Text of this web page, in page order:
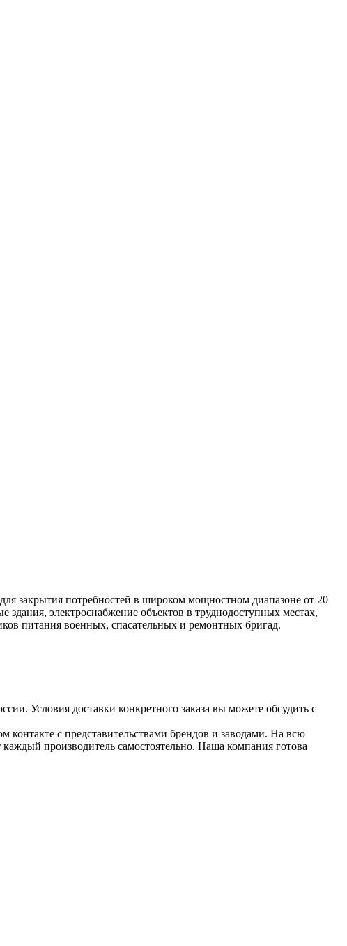
закрытия потребностей в широком мощностном диапазоне от 20
электроснабжение объектов в труднодоступных местах,
питания военных, спасательных и ремонтных бригад.
Условия доставки конкретного заказа вы можете обсудить с
с представительствами брендов и заводами. На всю
производитель самостоятельно. Наша компания готова